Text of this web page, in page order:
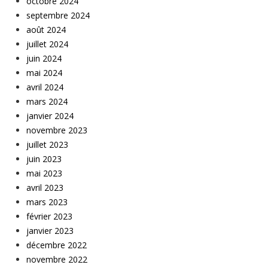
septembre 2024
août 2024
juillet 2024
juin 2024
mai 2024
avril 2024
mars 2024
janvier 2024
novembre 2023
juillet 2023
juin 2023
mai 2023
avril 2023
mars 2023
février 2023
janvier 2023
décembre 2022
novembre 2022